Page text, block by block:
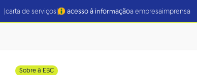
|carta de serviços| acesso à informaçãoa empresaimprensa
Sobre a EBC